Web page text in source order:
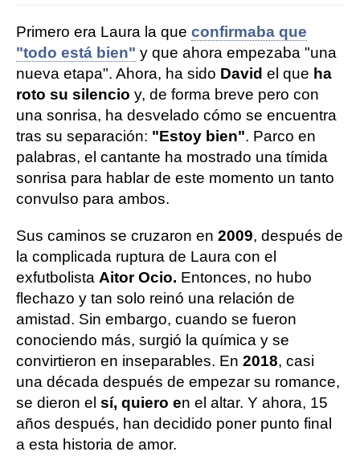
Primero era Laura la que confirmaba que
"todo está bien" y que ahora empezaba "una
nueva etapa". Ahora, ha sido David el que ha
roto su silencio y, de forma breve pero con
una sonrisa, ha desvelado cómo se encuentra
tras su separación: "Estoy bien". Parco en
palabras, el cantante ha mostrado una tímida
sonrisa para hablar de este momento un tanto
convulso para ambos.
Sus caminos se cruzaron en 2009, después de
la complicada ruptura de Laura con el
exfutbolista Aitor Ocio. Entonces, no hubo
flechazo y tan solo reinó una relación de
amistad. Sin embargo, cuando se fueron
conociendo más, surgió la química y se
convirtieron en inseparables. En 2018, casi
una década después de empezar su romance,
se dieron el sí, quiero en el altar. Y ahora, 15
años después, han decidido poner punto final
a esta historia de amor.